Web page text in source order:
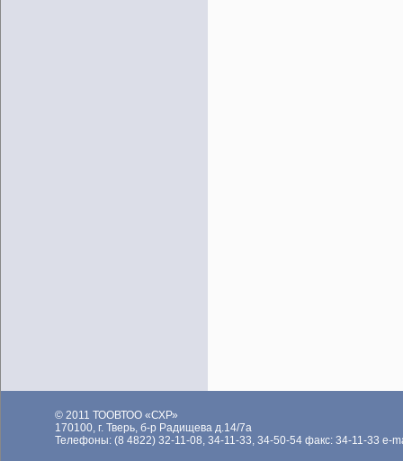
© 2011 ТООВТОО «СХР»
170100, г. Тверь, б-р Радищева д.14/7а
Те­лефо­ны: (8 4822) 32-11-08, 34-11-33, 34-50-54 факс: 34-11-33 e-